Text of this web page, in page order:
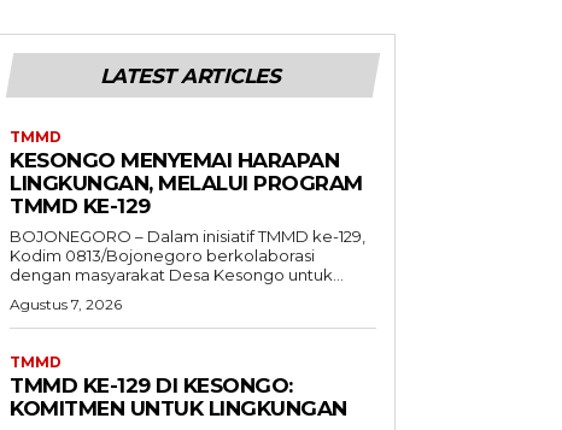
LATEST ARTICLES
TMMD
KESONGO MENYEMAI HARAPAN
LINGKUNGAN, MELALUI PROGRAM
TMMD KE-129
BOJONEGORO – Dalam inisiatif TMMD ke-129,
Kodim 0813/Bojonegoro berkolaborasi
dengan masyarakat Desa Kesongo untuk...
Agustus 7, 2026
TMMD
TMMD KE-129 DI KESONGO:
KOMITMEN UNTUK LINGKUNGAN